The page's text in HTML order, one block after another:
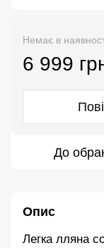
Немає в
6 999
До
Опис
Легка лляна